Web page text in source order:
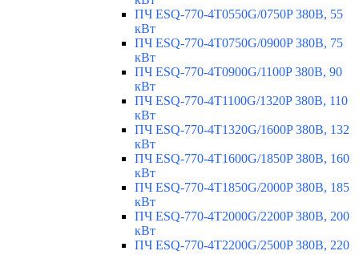
ПЧ ESQ-770-4T0550G/0750P 380В, 55
кВт
ПЧ ESQ-770-4T0750G/0900P 380В, 75
кВт
ПЧ ESQ-770-4T0900G/1100P 380В, 90
кВт
ПЧ ESQ-770-4T1100G/1320P 380В, 110
кВт
ПЧ ESQ-770-4T1320G/1600P 380В, 132
кВт
ПЧ ESQ-770-4T1600G/1850P 380В, 160
кВт
ПЧ ESQ-770-4T1850G/2000P 380В, 185
кВт
ПЧ ESQ-770-4T2000G/2200P 380В, 200
кВт
ПЧ ESQ-770-4T2200G/2500P 380В, 220